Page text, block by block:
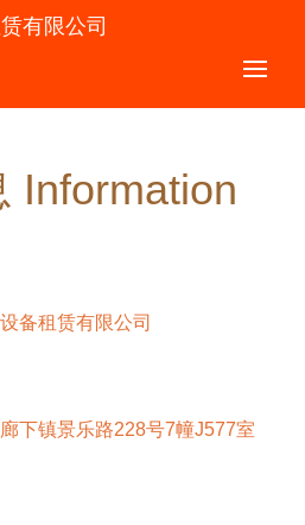
有限公司
Information
备租赁有限公司
廊下镇景乐路228号7幢J577室